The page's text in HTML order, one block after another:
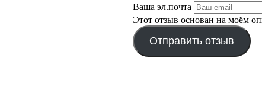
Ваша эл.почта
Этот отзыв основан на моём
Отправить отзыв